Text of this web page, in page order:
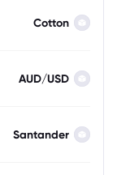
Cotton
AUD/USD
Santander